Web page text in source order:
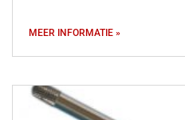
MEER INFORMATIE »